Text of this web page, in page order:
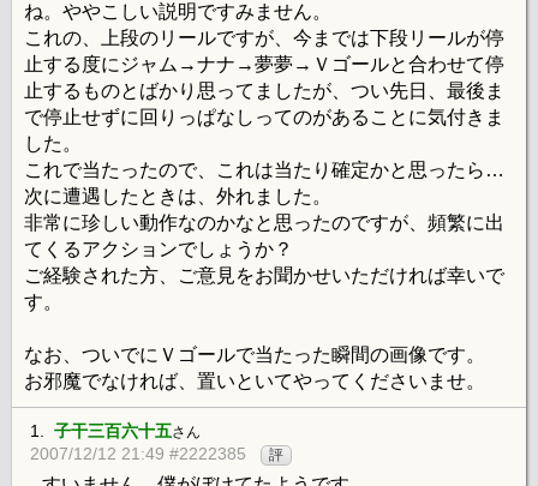
ね。ややこしい説明ですみません。
これの、上段のリールですが、今までは下段リールが停
止する度にジャム→ナナ→夢夢→Ｖゴールと合わせて停
止するものとばかり思ってましたが、つい先日、最後ま
で停止せずに回りっぱなしってのがあることに気付きま
した。
これで当たったので、これは当たり確定かと思ったら…
次に遭遇したときは、外れました。
非常に珍しい動作なのかなと思ったのですが、頻繁に出
てくるアクションでしょうか？
ご経験された方、ご意見をお聞かせいただければ幸いで
す。
なお、ついでにＶゴールで当たった瞬間の画像です。
お邪魔でなければ、置いといてやってくださいませ。
1. 子干三百六十五さん
2007/12/12 21:49 #2222385 評